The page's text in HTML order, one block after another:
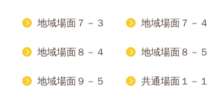
地域場面７－３ 地域場面７－４
地域場面８－４ 地域場面８－５
地域場面９－５ 共通場面１－１